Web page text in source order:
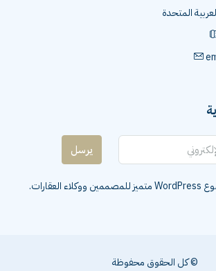
المتحدة
يرسل
© كل الحقوق محفوظة